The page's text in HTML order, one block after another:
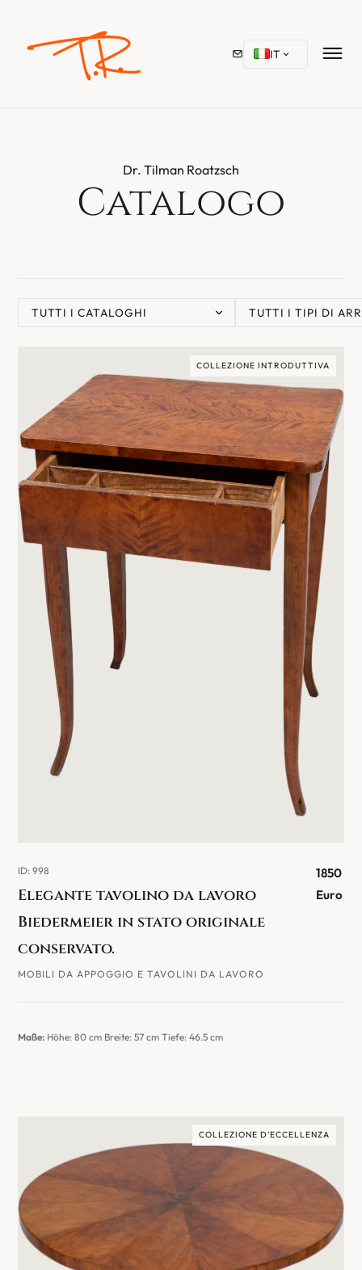
IT
Dr. Tilman Roatzsch
Catalogo
COLLEZIONE INTRODUTTIVA
ID: 998
Elegante tavolino da lavoro
Biedermeier in stato originale
conservato.
MOBILI DA APPOGGIO E TAVOLINI DA LAVORO
1850
Euro
Maße: Höhe: 80 cm Breite: 57 cm Tiefe: 46.5 cm
COLLEZIONE D'ECCELLENZA